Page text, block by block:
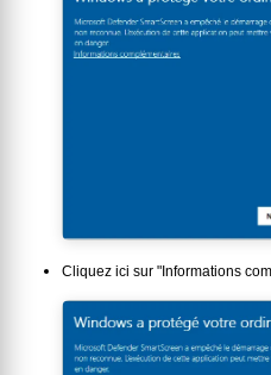
Cliquez ici sur "Informations